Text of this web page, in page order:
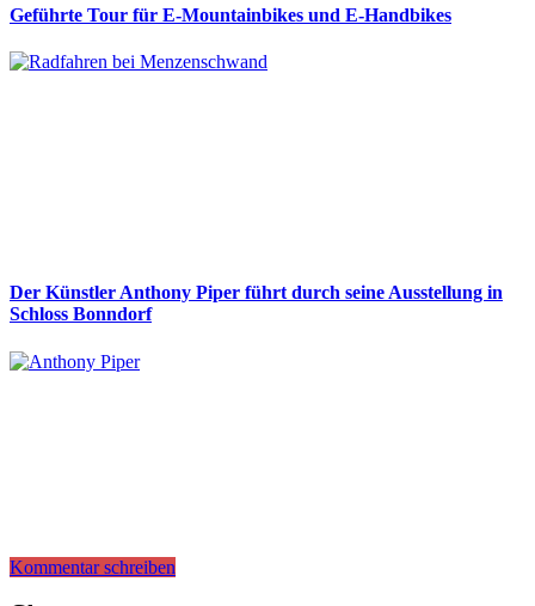
Geführte Tour für E-Mountainbikes und E-Handbikes
Der Künstler Anthony Piper führt durch seine Ausstellung in
Schloss Bonndorf
Kommentar schreiben